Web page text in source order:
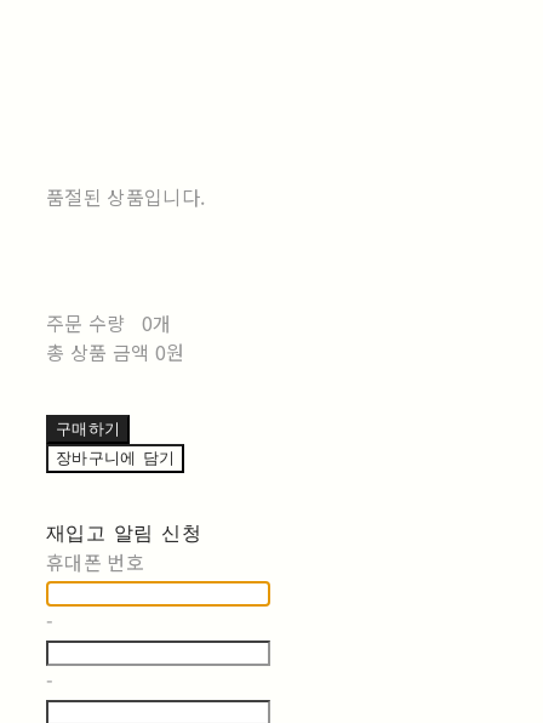
품절된 상품입니다.
주문 수량
0개
총 상품 금액 0원
구매하기
장바구니에 담기
재입고 알림 신청
휴대폰 번호
-
-